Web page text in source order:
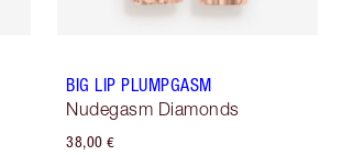
BIG LIP PLUMPGASM
Nudegasm Diamonds
38,00 €